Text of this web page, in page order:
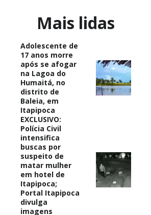
Mais lidas
Adolescente de
17 anos morre
após se afogar
na Lagoa do
Humaitá, no
distrito de
Baleia, em
Itapipoca
EXCLUSIVO:
Polícia Civil
intensifica
buscas por
suspeito de
matar mulher
em hotel de
Itapipoca;
Portal Itapipoca
divulga
imagens